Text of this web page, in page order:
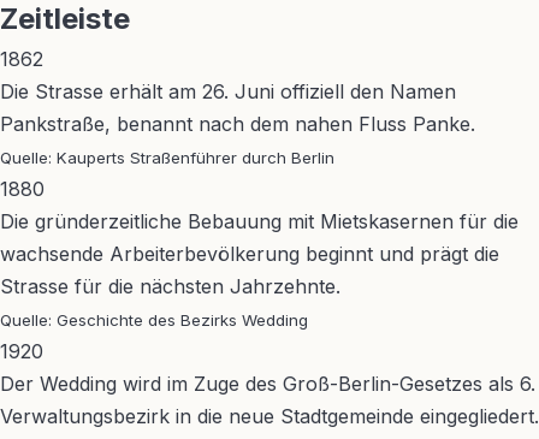
Zeitleiste
1862
Die Strasse erhält am 26. Juni offiziell den Namen
Pankstraße, benannt nach dem nahen Fluss Panke.
Quelle: Kauperts Straßenführer durch Berlin
1880
Die gründerzeitliche Bebauung mit Mietskasernen für die
wachsende Arbeiterbevölkerung beginnt und prägt die
Strasse für die nächsten Jahrzehnte.
Quelle: Geschichte des Bezirks Wedding
1920
Der Wedding wird im Zuge des Groß-Berlin-Gesetzes als 6.
Verwaltungsbezirk in die neue Stadtgemeinde eingegliedert.